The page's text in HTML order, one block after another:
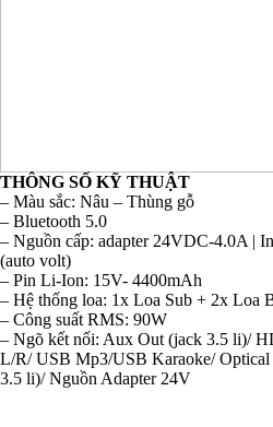
THÔNG SỐ KỸ THUẬT
– Màu sắc: Nâu – Thùng gỗ
– Bluetooth 5.0
– Nguồn cấp: adapter 24VDC-4.0A |
(auto volt)
– Pin Li-Ion: 15V- 4400mAh
– Hệ thống loa: 1x Loa Sub + 2x Loa
– Công suất RMS: 90W
– Ngõ kết nối: Aux Out (jack 3.5 li)/
L/R/ USB Mp3/USB Karaoke/
3.5 li)/ Nguồn Adapter 24V